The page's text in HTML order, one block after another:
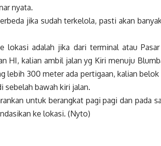
nyata.
jika sudah terkelola, pasti akan
lokasi adalah jika dari terminal atau
HI, kalian ambil jalan yg Kiri menuju
lebih 300 meter ada pertigaan, kalian
sebelah bawah kiri jalan.
untuk berangkat pagi pagi dan pada
ke lokasi. (Nyto)